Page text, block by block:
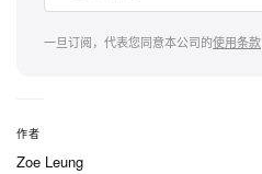
一旦订阅，代表您同意本公司的使用条款
作者
Zoe Leung